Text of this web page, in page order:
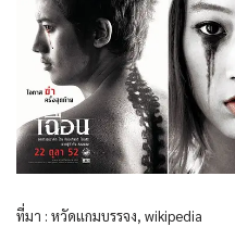
ที่มา : หวัดแกมบรรจง, wikipedia